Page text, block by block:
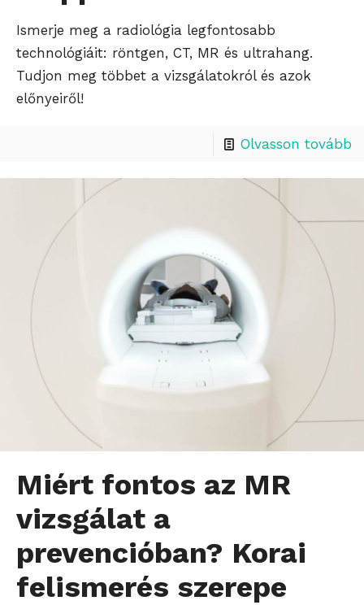
Ismerje meg a radiológia legfontosabb
technológiáit: röntgen, CT, MR és ultrahang.
Tudjon meg többet a vizsgálatokról és azok
előnyeiről!
Olvasson tovább
Miért fontos az MR
vizsgálat a
prevencióban? Korai
felismerés szerepe